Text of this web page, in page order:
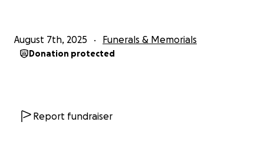
August 7th, 2025 Funerals & Memorials
Donation protected
Report fundraiser